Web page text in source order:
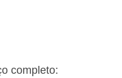
completo: